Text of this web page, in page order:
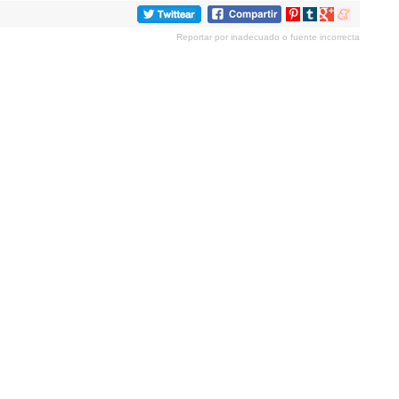
Compartir
Pinterest
Compartir
tumblr
Compartir
Google+
Compartir
meneame
Reportar por inadecuado o fuente incorrecta